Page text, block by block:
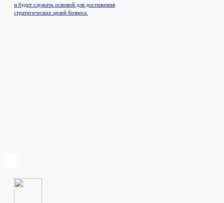
и будет служить основой для достижения
стратегических целей бизнеса.